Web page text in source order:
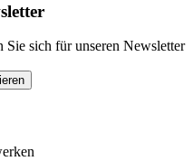
sich für unseren Newsletter